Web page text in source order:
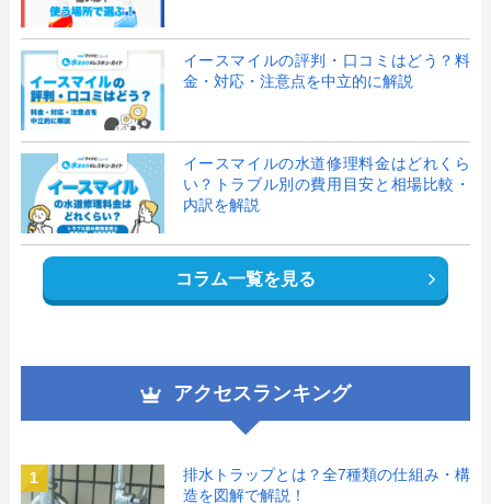
イースマイルの評判・口コミはどう？料
金・対応・注意点を中立的に解説
イースマイルの水道修理料金はどれくら
い？トラブル別の費用目安と相場比較・
内訳を解説
コラム一覧を見る
アクセスランキング
1
排水トラップとは？全7種類の仕組み・構
造を図解で解説！